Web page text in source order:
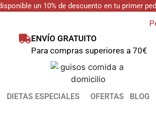
un 10% de descuento en tu primer
ENVÍO GRATUITO
Para compras superiores a 70€
DIETAS ESPECIALES OFERTAS BLOG